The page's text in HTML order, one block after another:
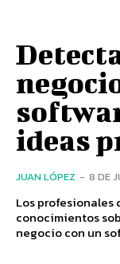
ideas
JUAN LÓPEZ - 8 DE
Los profesionales
conocimientos
negocio con un